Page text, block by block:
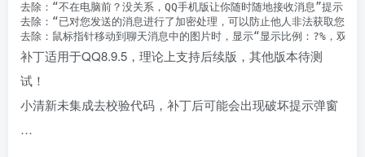
去除：“不在电脑前？没关系，QQ手机版让你随时随地接收消息”提示；
去除：“已对您发送的消息进行了加密处理，可以防止他人非法获取您的
去除：鼠标指针移动到聊天消息中的图片时，显示“显示比例：?%，双击
补丁适用于QQ8.9.5，理论上支持后续版，其他版本待测
试！
小清新未集成去校验代码，补丁后可能会出现破坏提示弹窗
…